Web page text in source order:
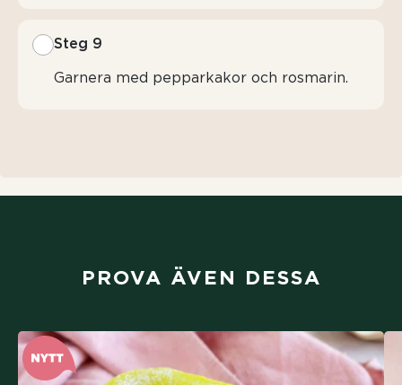
Steg 9
Garnera med pepparkakor och rosmarin.
PROVA ÄVEN DESSA